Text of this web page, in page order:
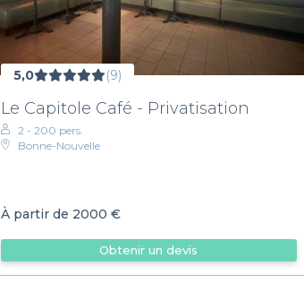
5,0 (9)
Le Capitole Café - Privatisation
2 - 200 pers.
Bonne-Nouvelle
À partir de 2000 €
Obtenir un devis